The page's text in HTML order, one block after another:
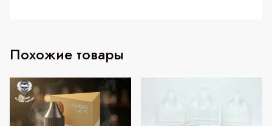
Похожие товары